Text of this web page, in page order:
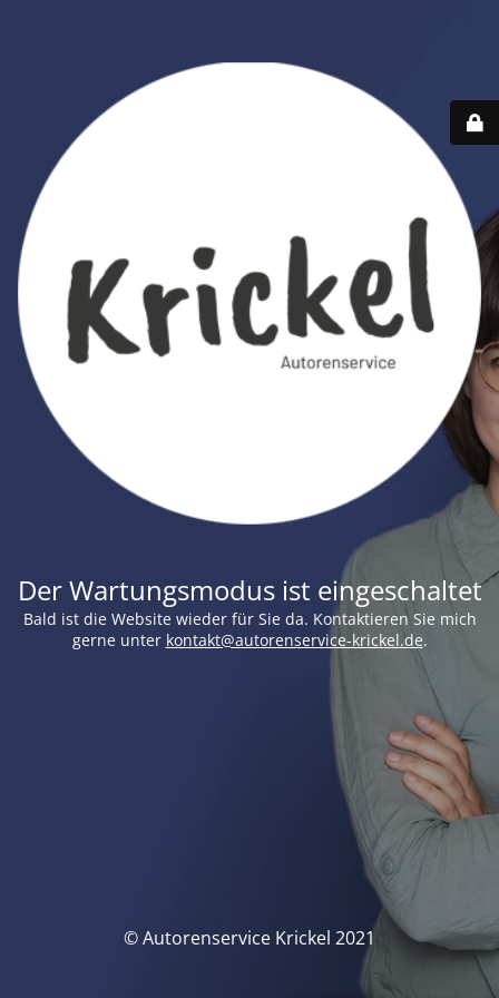
Der Wartungsmodus ist eingeschaltet
Bald ist die Website wieder für Sie da. Kontaktieren Sie mich
gerne unter kontakt@autorenservice-krickel.de.
© Autorenservice Krickel 2021